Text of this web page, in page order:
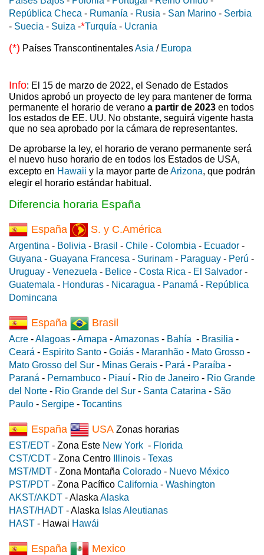
República Checa - Rumanía - Rusia - San Marino - Serbia
- Suecia - Suiza -*Turquía - Ucrania
(*) Países TranscontinentalesAsia / Europa
Info: El 15 de marzo de 2022, el Senado de Estados
Unidos aprobó un proyecto de ley para mantener de forma
permanente el horario de verano a partir de 2023 en todos
los estados de EE. UU. No obstante, seguirá vigente hasta
que no sea aprobado por la cámara de representantes.
De aprobarse la ley, el horario de verano permanente será
el nuevo huso horario de en todos los Estados de USA,
excepto en Hawaii y la mayor parte deArizona, que podrán
elegir el horario estándar habitual.
Diferencia horaria España
España S. y C.América
Argentina - Bolivia - Brasil - Chile - Colombia - Ecuador -
Guyana - Guayana Francesa - Surinam - Paraguay - Perú -
Uruguay - Venezuela - Belice - Costa Rica - El Salvador -
Guatemala - Honduras - Nicaragua - Panamá - República
Domincana
España Brasil
Acre -Alagoas -Amapa -Amazonas - Bahía - Brasilia -
Ceará - Espirito Santo - Goiás - Maranhão - Mato Grosso -
Mato Grosso del Sur - Minas Gerais - Pará - Paraíba -
Paraná - Pernambuco - Piauí - Rio de Janeiro - Rio Grande
del Norte - Rio Grande del Sur - Santa Catarina - São
Paulo - Sergipe - Tocantins
España USA Zonas horarias
EST/EDT - Zona Este New York - Florida
CST/CDT - Zona Centro Illinois - Texas
MST/MDT - Zona Montaña Colorado - Nuevo México
PST/PDT - Zona Pacífico California - Washington
AKST/AKDT - Alaska Alaska
HAST/HADT - Alaska Islas Aleutianas
HAST - Hawai Hawái
España Mexico